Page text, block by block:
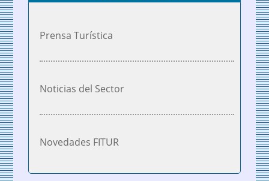
Prensa Turística
Noticias del Sector
Novedades FITUR